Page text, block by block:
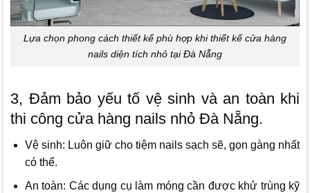
Lựa chọn phong cách thiết kế phù hợp khi thiết kế cửa hàng
nails diện tích nhỏ tại Đà Nẵng
3, Đảm bảo yếu tố vệ sinh và an toàn khi
thi công cửa hàng nails nhỏ Đà Nẵng.
Vệ sinh: Luôn giữ cho tiệm nails sạch sẽ, gọn gàng nhất
có thể.
An toàn: Các dụng cụ làm móng cần được khử trùng kỹ